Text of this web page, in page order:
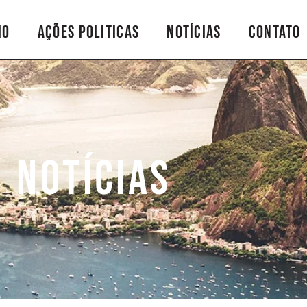
Ações Politicas Notícias Contato
Notícias